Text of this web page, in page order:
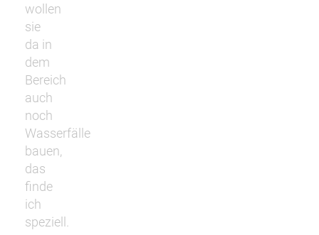
wollen
sie
da in
dem
Bereich
auch
noch
Wasserfälle
bauen,
das
finde
ich
speziell.